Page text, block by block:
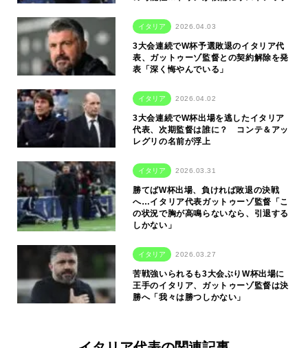
イタリア 2026.04.03
3大会連続でW杯予選敗退のイタリア代
表、ガットゥーゾ監督との契約解除を発
表「深く悔やんでいる」
イタリア 2026.04.02
3大会連続でW杯出場を逃したイタリア
代表、次期監督は誰に？ コンテ＆アッ
レグリの名前が浮上
イタリア 2026.03.31
勝てばW杯出場、負ければ敗退の決戦
へ…イタリア代表ガットゥーゾ監督「こ
の状況で胸が高鳴らないなら、引退する
しかない」
イタリア 2026.03.27
苦戦強いられるも3大会ぶりW杯出場に
王手のイタリア、ガットゥーゾ監督は決
勝へ「我々は勝つしかない」